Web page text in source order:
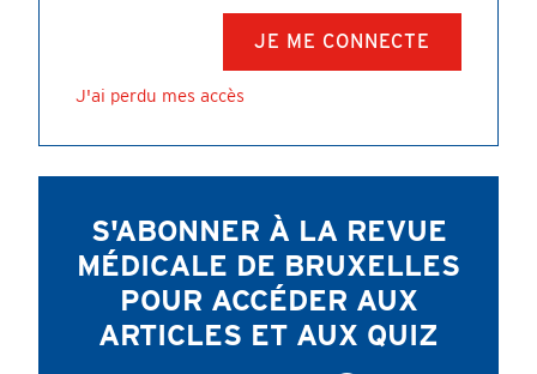
J'ai perdu mes accès
S'ABONNER À LA REVUE
MÉDICALE DE BRUXELLES
POUR ACCÉDER AUX
ARTICLES ET AUX QUIZ